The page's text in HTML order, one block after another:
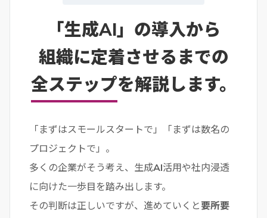
「生成AI」の導入から
組織に定着させるまでの
全ステップを解説します。
「まずはスモールスタートで」「まずは数名の
プロジェクトで」。
多くの企業がそう考え、生成AI活用や社内浸透
に向けた一歩目を踏み出します。
その判断は正しいですが、進めていくと要所要